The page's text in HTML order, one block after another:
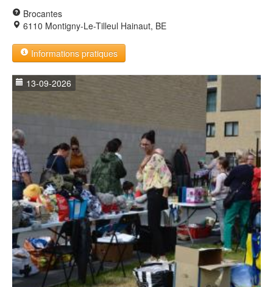
Brocantes
6110 Montigny-Le-Tilleul Hainaut, BE
Informations pratiques
13-09-2026